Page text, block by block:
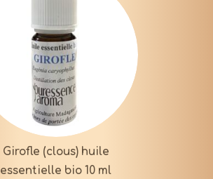
Girofle (clous) huile
essentielle bio 10 ml